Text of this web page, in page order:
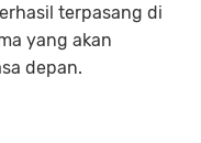
terpasang di
yang akan
depan.